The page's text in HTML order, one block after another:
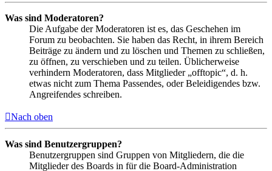
Was sind Moderatoren?
Die Aufgabe der Moderatoren ist es, das Geschehen im
Forum zu beobachten. Sie haben das Recht, in ihrem Bereich
Beiträge zu ändern und zu löschen und Themen zu schließen,
zu öffnen, zu verschieben und zu teilen. Üblicherweise
verhindern Moderatoren, dass Mitglieder „offtopic“, d. h.
etwas nicht zum Thema Passendes, oder Beleidigendes bzw.
Angreifendes schreiben.
Nach oben
Was sind Benutzergruppen?
Benutzergruppen sind Gruppen von Mitgliedern, die die
Mitglieder des Boards in für die Board-Administration